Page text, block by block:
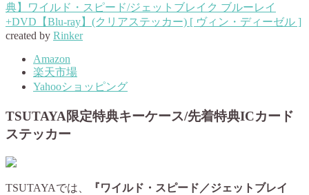
典】ワイルド・スピード/ジェットブレイク ブルーレイ
+DVD【Blu-ray】(クリアステッカー) [ ヴィン・ディーゼル ]
created by Rinker
Amazon
楽天市場
Yahooショッピング
TSUTAYA限定特典キーケース/先着特典ICカード
ステッカー
TSUTAYAでは、
『ワイルド・スピード／ジェットブレイ